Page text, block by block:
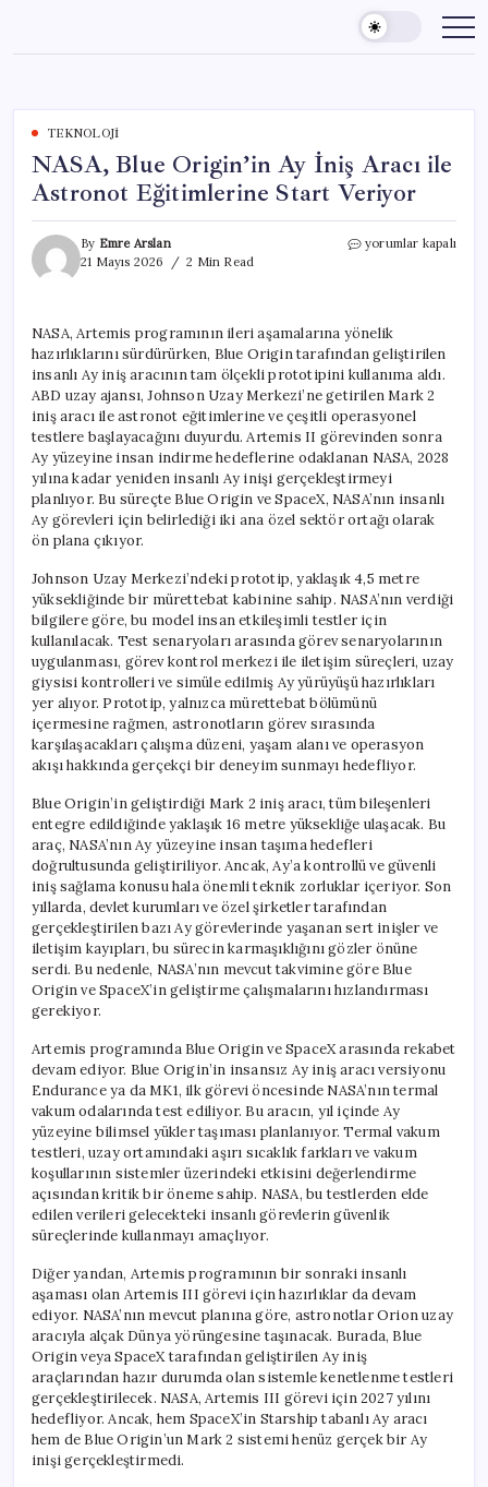
content
TEKNOLOJI
NASA, Blue Origin’in Ay İniş Aracı ile
Astronot Eğitimlerine Start Veriyor
By Emre Arslan
21 Mayıs 2026
2 Min Read
NASA,
Aracı
ile
Astronot
Eğitimlerine
Veriyor
için
yorumlar kapalı
NASA, Artemis programının ileri aşamalarına yönelik
hazırlıklarını sürdürürken, Blue Origin tarafından geliştirilen
insanlı Ay iniş aracının tam ölçekli prototipini kullanıma aldı.
ABD uzay ajansı, Johnson Uzay Merkezi’ne getirilen Mark 2
iniş aracı ile astronot eğitimlerine ve çeşitli operasyonel
testlere başlayacağını duyurdu. Artemis II görevinden sonra
Ay yüzeyine insan indirme hedeflerine odaklanan NASA, 2028
yılına kadar yeniden insanlı Ay inişi gerçekleştirmeyi
planlıyor. Bu süreçte Blue Origin ve SpaceX, NASA’nın insanlı
Ay görevleri için belirlediği iki ana özel sektör ortağı olarak
ön plana çıkıyor.
Johnson Uzay Merkezi’ndeki prototip, yaklaşık 4,5 metre
yüksekliğinde bir mürettebat kabinine sahip. NASA’nın verdiği
bilgilere göre, bu model insan etkileşimli testler için
kullanılacak. Test senaryoları arasında görev senaryolarının
uygulanması, görev kontrol merkezi ile iletişim süreçleri, uzay
giysisi kontrolleri ve simüle edilmiş Ay yürüyüşü hazırlıkları
yer alıyor. Prototip, yalnızca mürettebat bölümünü
içermesine rağmen, astronotların görev sırasında
karşılaşacakları çalışma düzeni, yaşam alanı ve operasyon
akışı hakkında gerçekçi bir deneyim sunmayı hedefliyor.
Blue Origin’in geliştirdiği Mark 2 iniş aracı, tüm bileşenleri
entegre edildiğinde yaklaşık 16 metre yüksekliğe ulaşacak. Bu
araç, NASA’nın Ay yüzeyine insan taşıma hedefleri
doğrultusunda geliştiriliyor. Ancak, Ay’a kontrollü ve güvenli
iniş sağlama konusu hala önemli teknik zorluklar içeriyor. Son
yıllarda, devlet kurumları ve özel şirketler tarafından
gerçekleştirilen bazı Ay görevlerinde yaşanan sert inişler ve
iletişim kayıpları, bu sürecin karmaşıklığını gözler önüne
serdi. Bu nedenle, NASA’nın mevcut takvimine göre Blue
Origin ve SpaceX’in geliştirme çalışmalarını hızlandırması
gerekiyor.
Artemis programında Blue Origin ve SpaceX arasında rekabet
devam ediyor. Blue Origin’in insansız Ay iniş aracı versiyonu
Endurance ya da MK1, ilk görevi öncesinde NASA’nın termal
vakum odalarında test ediliyor. Bu aracın, yıl içinde Ay
yüzeyine bilimsel yükler taşıması planlanıyor. Termal vakum
testleri, uzay ortamındaki aşırı sıcaklık farkları ve vakum
koşullarının sistemler üzerindeki etkisini değerlendirme
açısından kritik bir öneme sahip. NASA, bu testlerden elde
edilen verileri gelecekteki insanlı görevlerin güvenlik
süreçlerinde kullanmayı amaçlıyor.
Diğer yandan, Artemis programının bir sonraki insanlı
aşaması olan Artemis III görevi için hazırlıklar da devam
ediyor. NASA’nın mevcut planına göre, astronotlar Orion uzay
aracıyla alçak Dünya yörüngesine taşınacak. Burada, Blue
Origin veya SpaceX tarafından geliştirilen Ay iniş
araçlarından hazır durumda olan sistemle kenetlenme testleri
gerçekleştirilecek. NASA, Artemis III görevi için 2027 yılını
hedefliyor. Ancak, hem SpaceX’in Starship tabanlı Ay aracı
hem de Blue Origin’un Mark 2 sistemi henüz gerçek bir Ay
inişi gerçekleştirmedi.